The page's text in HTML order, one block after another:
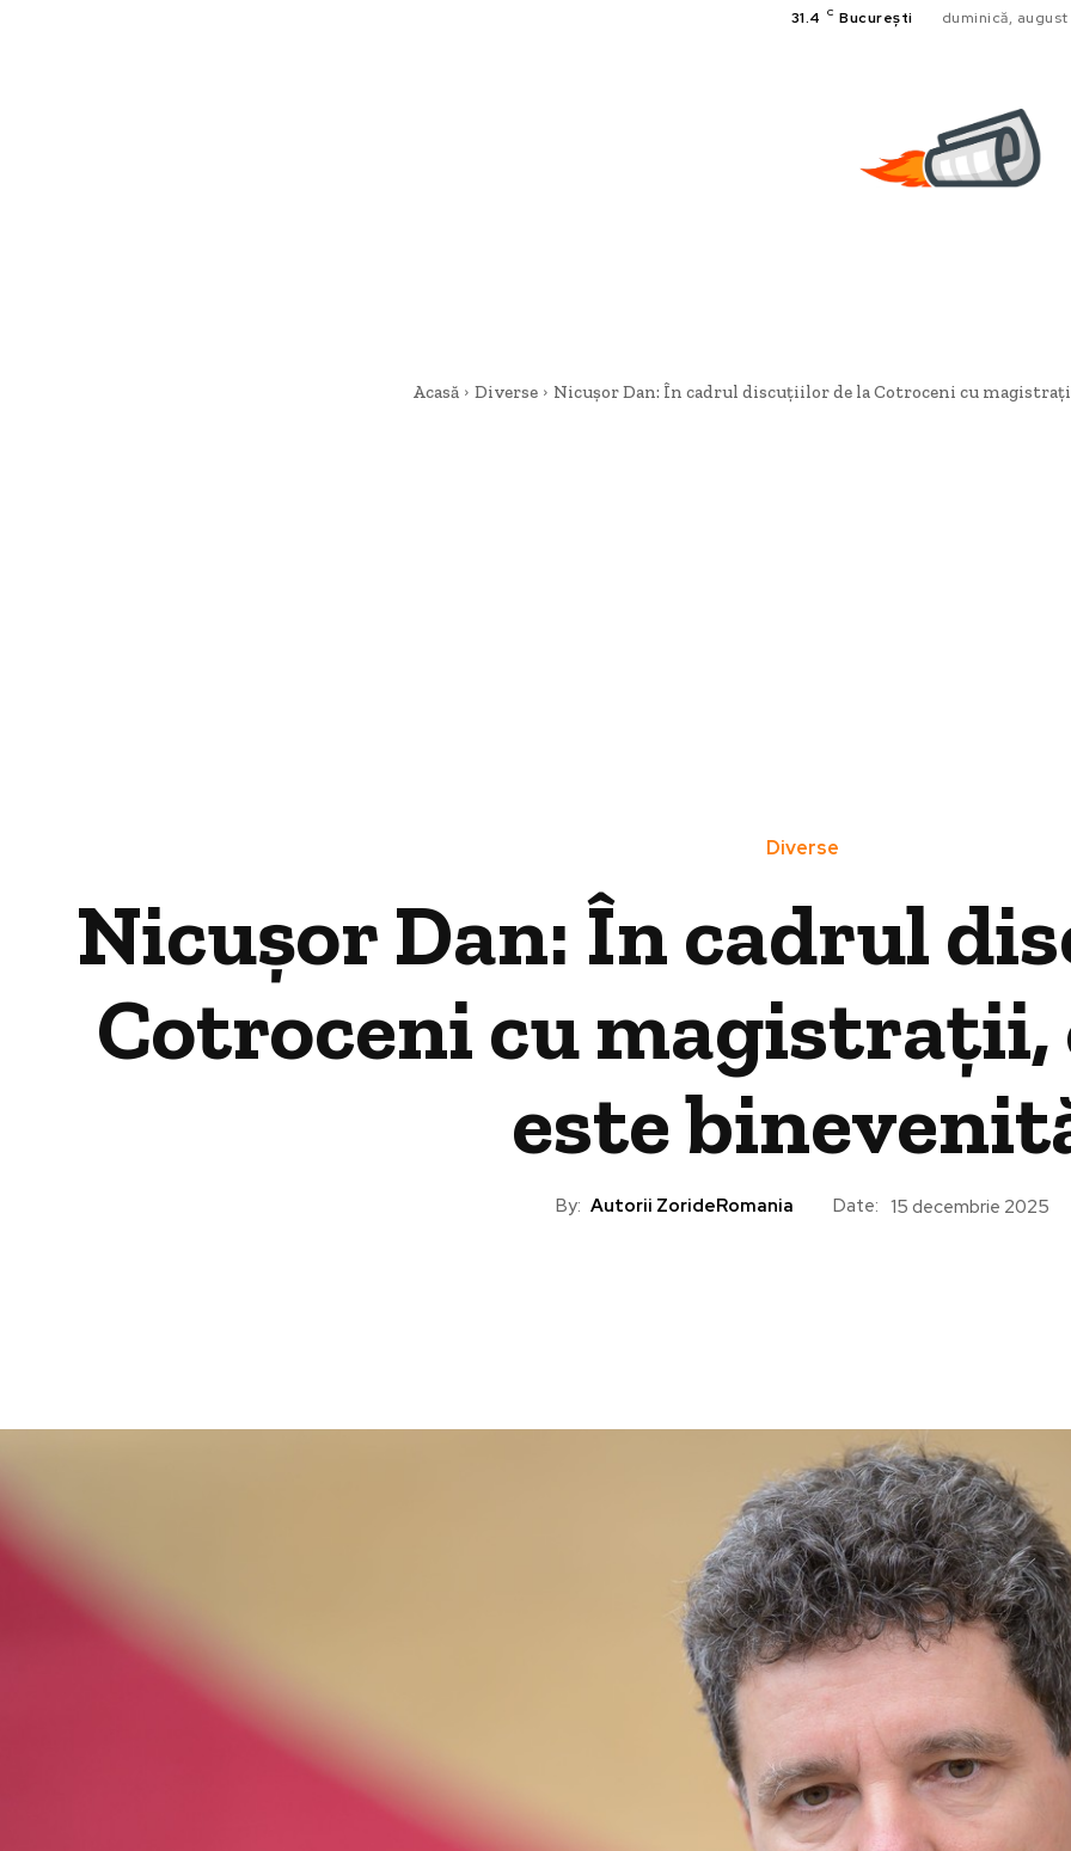
31.4 C București duminică,
Acasă Diverse Nicuşor Dan: În cadrul discuțiilor de la Cotroceni cu
Diverse
Nicuşor Dan: În cadrul
Cotroceni cu magistrații,
este
By: Autorii ZorideRomania Date: 15 decembrie 2025